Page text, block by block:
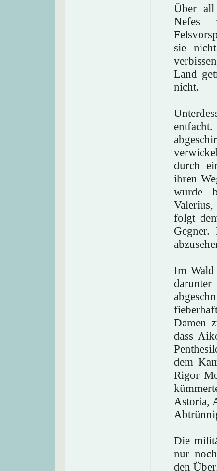
Über all
Nefes
sie
Land
nicht.
durch
ihren
wurde
folgt
Im Wald
Damen
dass
dem
Rigor
Astoria,
Die
nur
den